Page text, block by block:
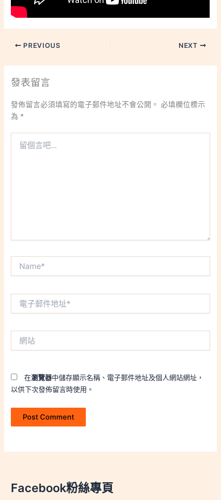
PREVIOUS NEXT
發表留言
發佈留言必須填寫的電子郵件地址不會公開。 必填欄位標示
為 *
在瀏覽器中儲存顯示名稱、電子郵件地址及個人網站網址，
以供下次發佈留言時使用。
Facebook粉絲專頁